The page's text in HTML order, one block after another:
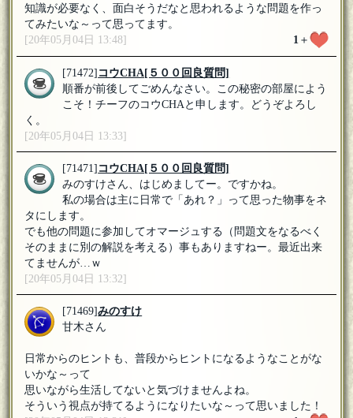
知識が必要なく、面白そうだなと思われるような問題を作っ
てみたいな～って思ってます。
[20年05月04日 13:48]
1＋
[71472]コウCHA[５００回良質問]
順番が前後してごめんなさい。この秘密の部屋によう
こそ！チーフのコウCHAと申します。どうぞよろし
く。
[20年05月04日 13:33]
[71471]コウCHA[５００回良質問]
みのすけさん、はじめましてー。ですかね。
私の場合は主に日常で「あれ？」って思った物事をネ
タにします。
でも他の問題に参加してオマージュする（問題文をなるべく
そのままに別の解説を考える）事もありますねー。最近出来
てませんが…ｗ
[20年05月04日 13:32]
[71469]みのすけ
甘木さん
日常からのヒントも、普段からヒントになるようなことがな
いかな～って
思いながら生活してないと気づけませんよね。
そういう視点が持てるようになりたいな～って思いました！